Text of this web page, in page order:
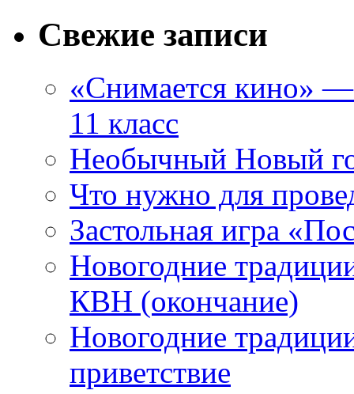
Свежие записи
«Снимается кино» —
11 класс
Необычный Новый
Что нужно для
Застольная игра
Новогодние
КВН (окончание)
Новогодние
приветствие